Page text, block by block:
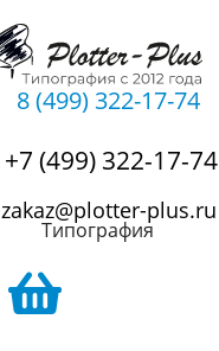
8 (499) 322-17-74
+7 (499) 322-17-74
zakaz@plotter-plus.ru
Типография